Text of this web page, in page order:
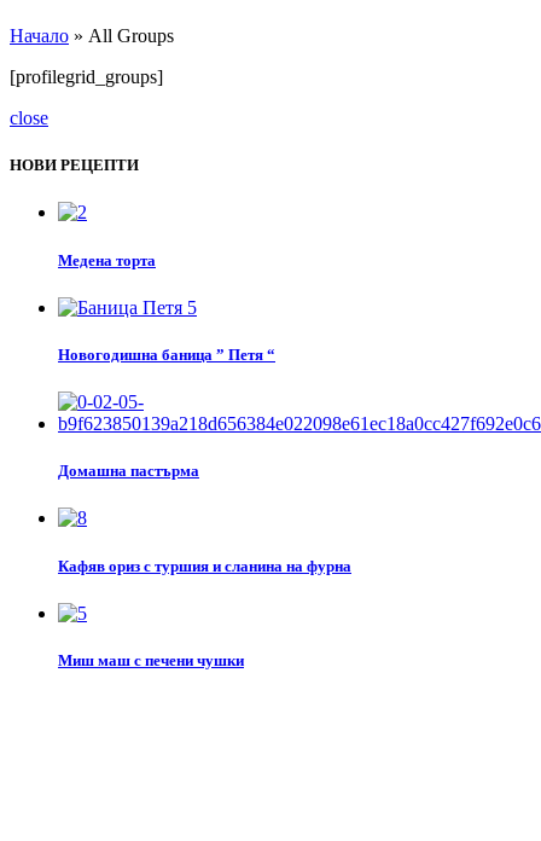
Начало » All Groups
[profilegrid_groups]
close
НОВИ РЕЦЕПТИ
Медена торта
Новогодишна баница ” Петя “
Домашна пастърма
Кафяв ориз с туршия и сланина на фурна
Миш маш с печени чушки